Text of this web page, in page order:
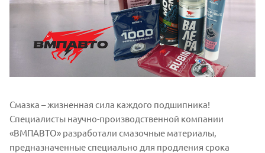
Смазка – жизненная сила каждого подшипника!
Специалисты научно-производственной компании
«ВМПАВТО» разработали смазочные материалы,
предназначенные специально для продления срока